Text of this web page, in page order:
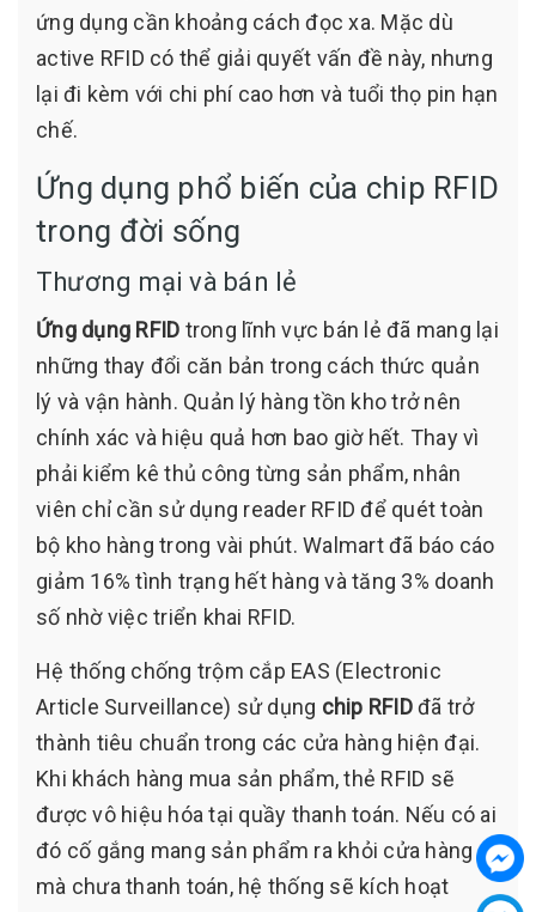
ứng dụng cần khoảng cách đọc xa. Mặc dù
active RFID có thể giải quyết vấn đề này, nhưng
lại đi kèm với chi phí cao hơn và tuổi thọ pin hạn
chế.
Ứng dụng phổ biến của chip RFID
trong đời sống
Thương mại và bán lẻ
Ứng dụng RFID trong lĩnh vực bán lẻ đã mang lại
những thay đổi căn bản trong cách thức quản
lý và vận hành. Quản lý hàng tồn kho trở nên
chính xác và hiệu quả hơn bao giờ hết. Thay vì
phải kiểm kê thủ công từng sản phẩm, nhân
viên chỉ cần sử dụng reader RFID để quét toàn
bộ kho hàng trong vài phút. Walmart đã báo cáo
giảm 16% tình trạng hết hàng và tăng 3% doanh
số nhờ việc triển khai RFID.
Hệ thống chống trộm cắp EAS (Electronic
Article Surveillance) sử dụng chip RFIDđã trở
thành tiêu chuẩn trong các cửa hàng hiện đại.
Khi khách hàng mua sản phẩm, thẻ RFID sẽ
được vô hiệu hóa tại quầy thanh toán. Nếu có ai
đó cố gắng mang sản phẩm ra khỏi cửa hàng
mà chưa thanh toán, hệ thống sẽ kích hoạt